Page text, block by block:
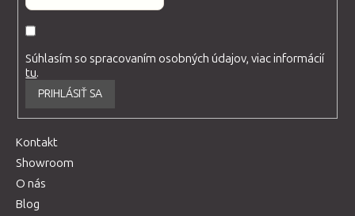
Súhlasím so spracovaním osobných údajov, viac informácií
tu.
PRIHLÁSIŤ SA
Kontakt
Showroom
O nás
Blog